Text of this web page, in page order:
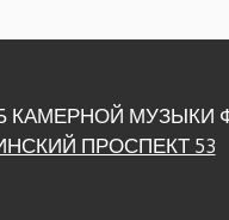
КАМЕРНОЙ МУЗЫКИ
ПРОСПЕКТ 53